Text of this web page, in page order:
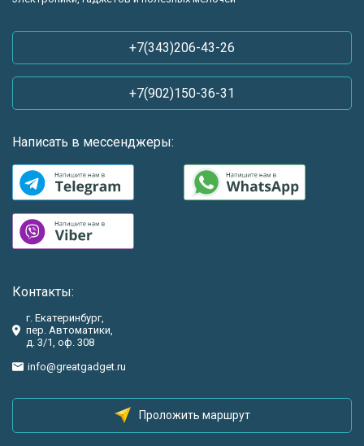
+7(343)206-43-26
+7(902)150-36-31
Написать в мессенджеры:
Контакты:
г. Екатеринбург,
пер. Автоматики,
д. 3/1, оф. 308
info@greatgadget.ru
Проложить маршрут